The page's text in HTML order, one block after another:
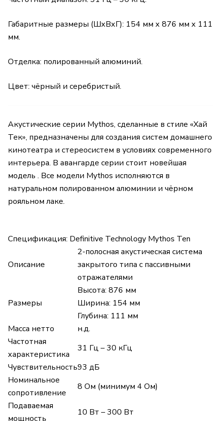
Габаритные размеры (ШхВхГ): 154 мм х 876 мм х 111
мм.
Отделка: полированный алюминий.
Цвет: чёрный и серебристый.
Акустические серии Mythos, сделанные в стиле «Хай
Тек», предназначены для создания систем домашнего
кинотеатра и стереосистем в условиях современного
интерьера. В авангарде серии стоит новейшая
модель . Все модели Mythos исполняются в
натуральном полированном алюминии и чёрном
рояльном лаке.
Спецификация: Definitive Technology Mythos Ten
Описание
2-полосная акустическая система
закрытого типа с пассивными
отражателями
Размеры
Высота: 876 мм
Ширина: 154 мм
Глубина: 111 мм
Масса нетто
н.д.
Частотная
характеристика
31 Гц – 30 кГц
Чувствительность93 дБ
Номинальное
сопротивление
8 Ом (минимум 4 Ом)
Подаваемая
мощность
10 Вт – 300 Вт